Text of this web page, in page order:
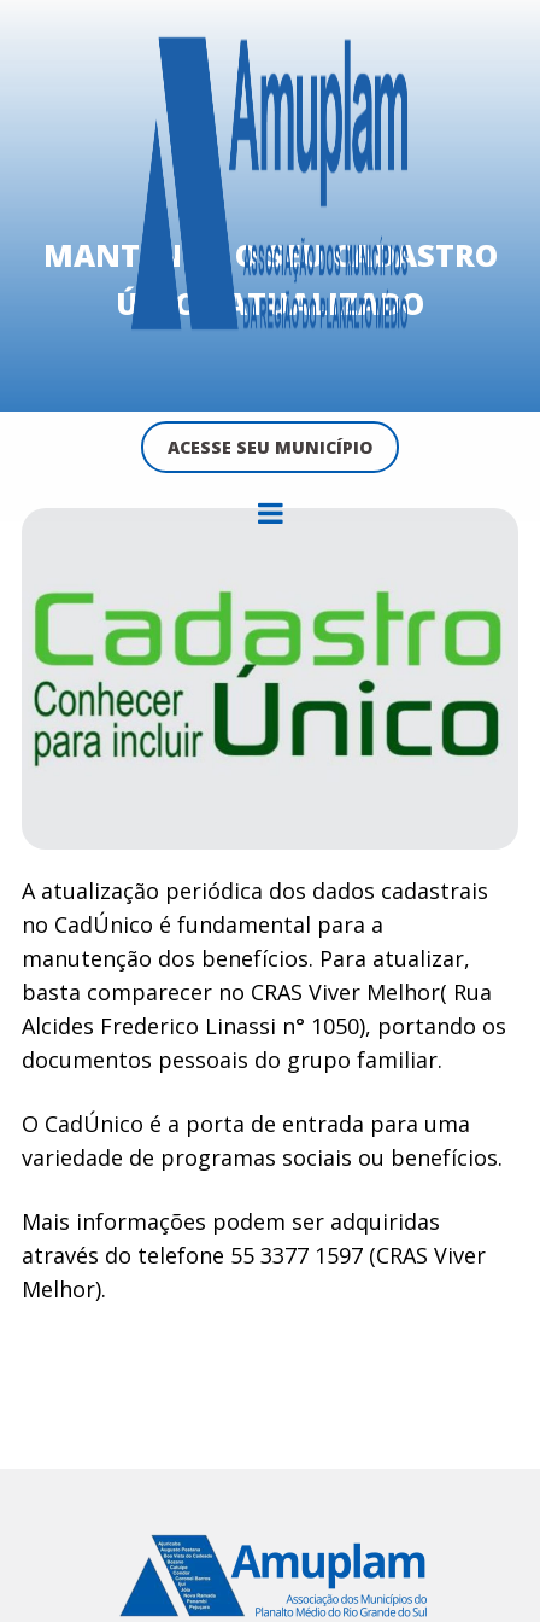
ACESSE SEU MUNICÍPIO
MANTENHA O SEU CADASTRO
ÚNICO ATUALIZADO
A atualização periódica dos dados cadastrais
no CadÚnico é fundamental para a
manutenção dos benefícios. Para atualizar,
basta comparecer no CRAS Viver Melhor( Rua
Alcides Frederico Linassi n° 1050), portando os
documentos pessoais do grupo familiar.
O CadÚnico é a porta de entrada para uma
variedade de programas sociais ou benefícios.
Mais informações podem ser adquiridas
através do telefone 55 3377 1597 (CRAS Viver
Melhor).